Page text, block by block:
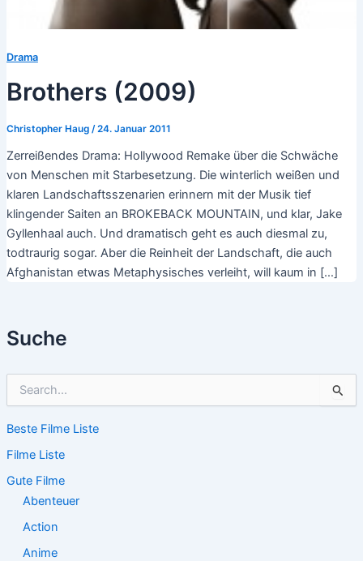
Suche
h
n
n
Beste Filme Liste
Filme Liste
Gute Filme
Abenteuer
Action
Anime
Drama
Brothers (2009)
Christopher Haug /24. Januar 2011
Zerreißendes Drama: Hollywood Remake über die Schwäche
von Menschen mit Starbesetzung. Die winterlich weißen und
klaren Landschaftsszenarien erinnern mit der Musik tief
klingender Saiten an BROKEBACK MOUNTAIN, und klar, Jake
Gyllenhaal auch. Und dramatisch geht es auch diesmal zu,
todtraurig sogar. Aber die Reinheit der Landschaft, die auch
Afghanistan etwas Metaphysisches verleiht, will kaum in […]